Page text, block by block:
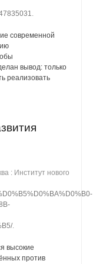
.
современной
вывод: только
реализовать
: Институт нового
.
высокие
против